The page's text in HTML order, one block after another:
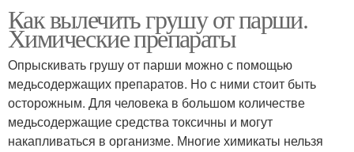
Как вылечить грушу от парши.
Химические препараты
Опрыскивать грушу от парши можно с помощью
медьсодержащих препаратов. Но с ними стоит быть
осторожным. Для человека в большом количестве
медьсодержащие средства токсичны и могут
накапливаться в организме. Многие химикаты нельзя